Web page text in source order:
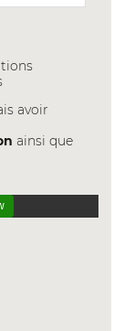
avoir
ainsi que